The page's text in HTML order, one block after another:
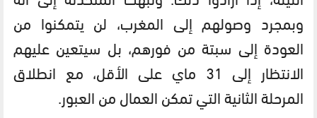
وبمجرد وصولهم إلى المغرب، لن يتمكنوا من
العودة إلى سبتة من فورهم، بل سيتعين عليهم
الانتظار إلى 31 ماي على الأقل، مع انطلاق
المرحلة الثانية التي تمكن العمال من العبور.